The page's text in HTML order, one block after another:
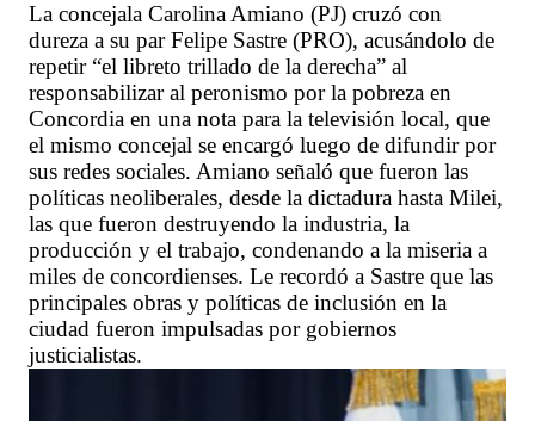
La concejala Carolina Amiano (PJ) cruzó con
dureza a su par Felipe Sastre (PRO), acusándolo de
repetir “el libreto trillado de la derecha” al
responsabilizar al peronismo por la pobreza en
Concordia en una nota para la televisión local, que
el mismo concejal se encargó luego de difundir por
sus redes sociales. Amiano señaló que fueron las
políticas neoliberales, desde la dictadura hasta Milei,
las que fueron destruyendo la industria, la
producción y el trabajo, condenando a la miseria a
miles de concordienses. Le recordó a Sastre que las
principales obras y políticas de inclusión en la
ciudad fueron impulsadas por gobiernos
justicialistas.